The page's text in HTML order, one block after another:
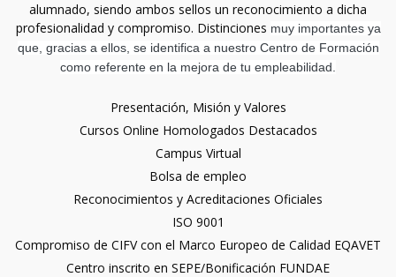
alumnado, siendo ambos sellos un reconocimiento a dicha
profesionalidad y compromiso. Distinciones muy importantes ya
que, gracias a ellos, se identifica a nuestro Centro de Formación
como referente en la mejora de tu empleabilidad.
Presentación, Misión y Valores
Cursos Online Homologados Destacados
Campus Virtual
Bolsa de empleo
Reconocimientos y Acreditaciones Oficiales
ISO 9001
Compromiso de CIFV con el Marco Europeo de Calidad EQAVET
Centro inscrito en SEPE/Bonificación FUNDAE